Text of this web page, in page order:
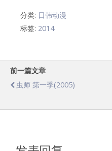
分类: 日韩动漫
标签: 2014
前一篇文章
虫师 第一季(2005)